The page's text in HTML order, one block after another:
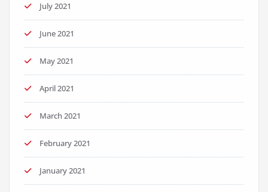
July 2021
June 2021
May 2021
April 2021
March 2021
February 2021
January 2021